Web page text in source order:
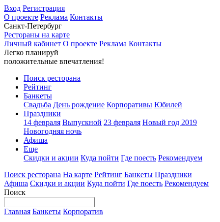
Вход Регистрация
О проекте Реклама Контакты
Санкт-Петербург
Рестораны на карте
Личный кабинет О проекте Реклама Контакты
Легко планируй
положительные впечатления!
Поиск ресторана
Рейтинг
Банкеты
Свадьба День рождение Корпоративы Юбилей
Праздники
14 февраля Выпускной 23 февраля Новый год 2019
Новогодняя ночь
Афиша
Еще
Скидки и акции Куда пойти Где поесть Рекомендуем
Поиск ресторана На карте Рейтинг Банкеты Праздники
Афиша Скидки и акции Куда пойти Где поесть Рекомендуем
Поиск
Главная Банкеты Корпоратив